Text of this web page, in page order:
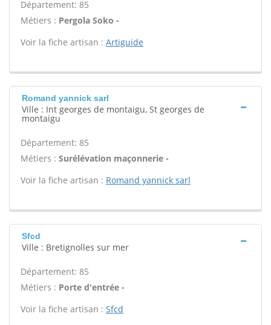
Département: 85
Métiers : Pergola Soko -
Voir la fiche artisan : Artiguide
Romand yannick sarl
Ville : Int georges de montaigu, St georges de
montaigu
Département: 85
Métiers : Surélévation maçonnerie -
Voir la fiche artisan : Romand yannick sarl
Sfcd
Ville : Bretignolles sur mer
Département: 85
Métiers : Porte d'entrée -
Voir la fiche artisan : Sfcd